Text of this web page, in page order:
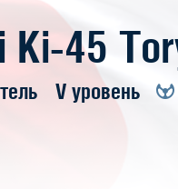
Ki-45
V уровень